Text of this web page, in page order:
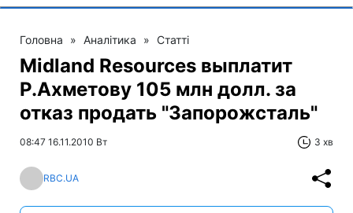
Головна » Аналітика » Статті
Midland Resources выплатит
Р.Ахметову 105 млн долл. за
отказ продать "Запорожсталь"
08:47 16.11.2010 Вт 3 хв
RBC.UA